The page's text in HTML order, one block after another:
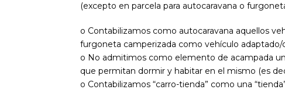
(excepto en parcela para autocaravana o
o Contabilizamos como autocaravana aquellos
furgoneta camperizada como vehículo adaptado/
o No admitimos como elemento de acampada
que permitan dormir y habitar en el mismo (es
o Contabilizamos “carro-tienda” como una